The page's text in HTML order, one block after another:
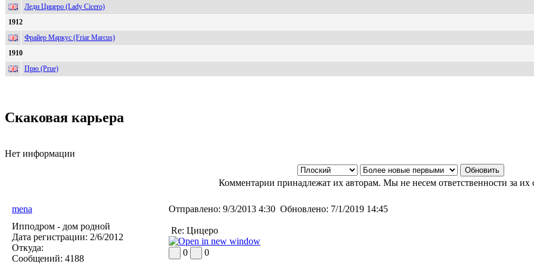
Леди Цицеро (Lady Cicero)
1912
Фрайер Маркус (Friar Marcus)
1910
Прю (Prue)
Скаковая карьера
Нет информации
Комментарии принадлежат их авторам. Мы не несем ответственности за их
mena Отправлено: 9/3/2013 4:30 Обновлено: 7/1/2019 14:45
Ипподром - дом родной
Дата регистрации: 2/6/2012
Откуда:
Сообщений: 4188
Re: Цицеро
0 0